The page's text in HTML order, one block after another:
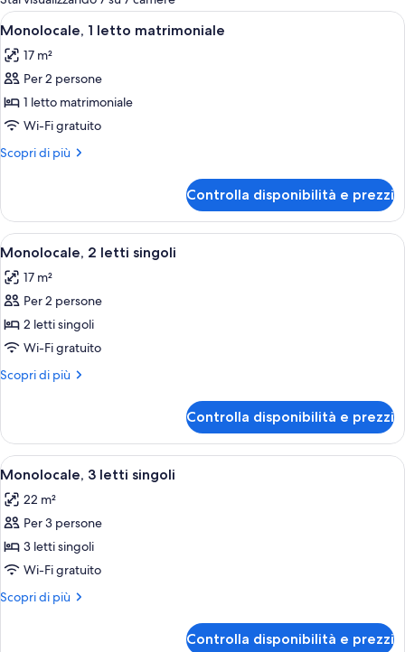
le
camere
Apri
tutte
le
foto
per
Monolocale,
1
letto
Una camera d'albergo con un letto,
5
Monolocale, 1 letto matrimoniale
17 m²
Per 2 persone
1 letto matrimoniale
Wi-Fi gratuito
Scopri di più
Altri
1
letto
matrimoniale
Controlla disponibilità e prezzi
Apri
tutte
le
foto
per
Monolocale,
2
letti
Una camera d'albergo con due letti,
6
Monolocale, 2 letti singoli
17 m²
Per 2 persone
2 letti singoli
Wi-Fi gratuito
Scopri di più
Altri
2
letti
singoli
Controlla disponibilità e prezzi
Apri
tutte
le
foto
per
Monolocale,
3
letti
Una camera d'albergo moderna con
5
Monolocale, 3 letti singoli
22 m²
Per 3 persone
3 letti singoli
Wi-Fi gratuito
Scopri di più
Altri
Controlla disponibilità e prezzi